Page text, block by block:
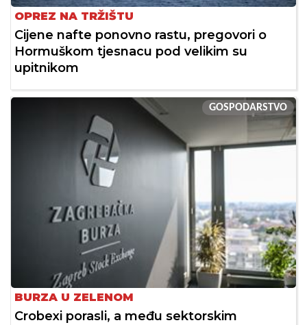
OPREZ NA TRŽIŠTU
Cijene nafte ponovno rastu, pregovori o
Hormuškom tjesnacu pod velikim su
upitnikom
GOSPODARSTVO
BURZA U ZELENOM
Crobexi porasli, a među sektorskim